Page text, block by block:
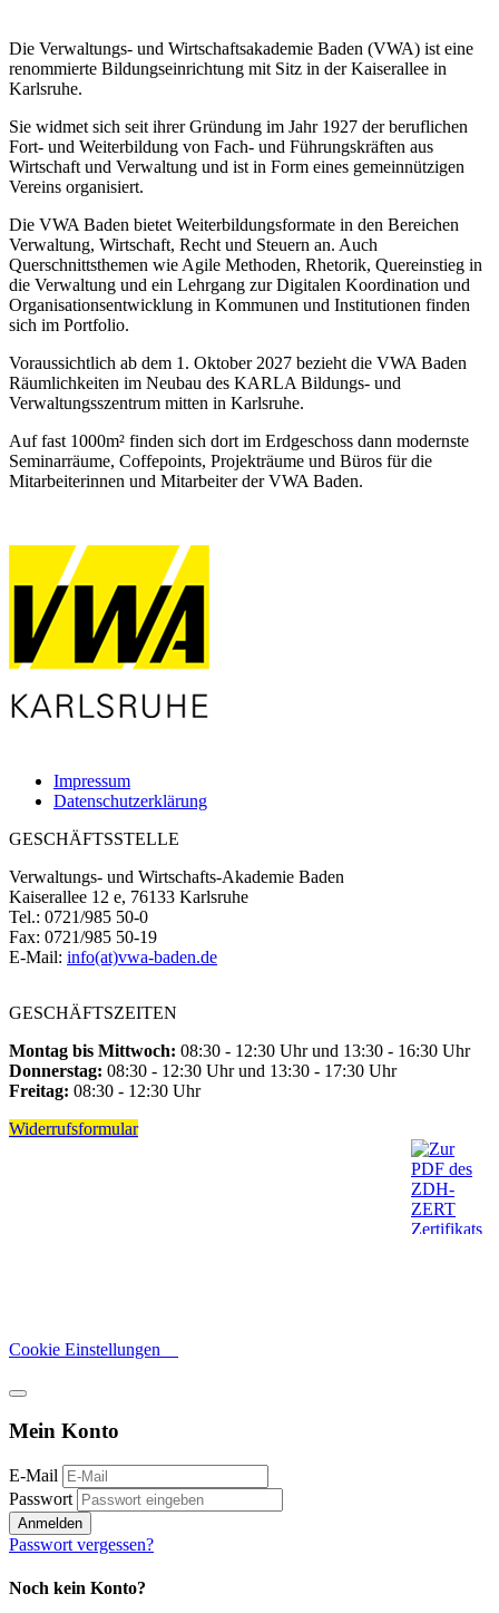
Die Verwaltungs- und Wirtschaftsakademie Baden (VWA) ist eine
renommierte Bildungseinrichtung mit Sitz in der Kaiserallee in
Karlsruhe.
Sie widmet sich seit ihrer Gründung im Jahr 1927 der beruflichen
Fort- und Weiterbildung von Fach- und Führungskräften aus
Wirtschaft und Verwaltung und ist in Form eines gemeinnützigen
Vereins organisiert.
Die VWA Baden bietet Weiterbildungsformate in den Bereichen
Verwaltung, Wirtschaft, Recht und Steuern an. Auch
Querschnittsthemen wie Agile Methoden, Rhetorik, Quereinstieg in
die Verwaltung und ein Lehrgang zur Digitalen Koordination und
Organisationsentwicklung in Kommunen und Institutionen finden
sich im Portfolio.
Voraussichtlich ab dem 1. Oktober 2027 bezieht die VWA Baden
Räumlichkeiten im Neubau des KARLA Bildungs- und
Verwaltungsszentrum mitten in Karlsruhe.
Auf fast 1000m² finden sich dort im Erdgeschoss dann modernste
Seminarräume, Coffepoints, Projekträume und Büros für die
Mitarbeiterinnen und Mitarbeiter der VWA Baden.
Impressum
Datenschutzerklärung
GESCHÄFTSSTELLE
Verwaltungs- und Wirtschafts-Akademie Baden
Kaiserallee 12 e, 76133 Karlsruhe
Tel.: 0721/985 50-0
Fax: 0721/985 50-19
E-Mail: info(at)vwa-baden.de
GESCHÄFTSZEITEN
Montag bis Mittwoch: 08:30 - 12:30 Uhr und 13:30 - 16:30 Uhr
Donnerstag: 08:30 - 12:30 Uhr und 13:30 - 17:30 Uhr
Freitag: 08:30 - 12:30 Uhr
Widerrufsformular
Cookie Einstellungen
Mein Konto
E-Mail
Passwort
Anmelden
Passwort vergessen?
Noch kein Konto?